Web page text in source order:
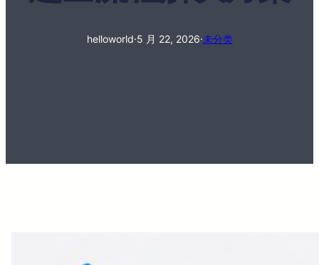
helloworld·5 月 22, 2026·未分类